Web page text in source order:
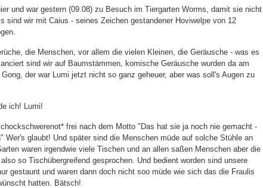
und war gestern (09.08) zu Besuch im Tiergarten Worms, damit sie nicht
sind wir mit Caius - seines Zeichen gestandener Hoviwelpe von 12
die Menschen, vor allem die vielen Kleinen, die Geräusche - was es
sind wir auf Baumstämmen, komische Geräusche wurden da am
der war Lumi jetzt nicht so ganz geheuer, aber was soll's Augen zu
ich! Lumi!
frei nach dem Motto "Das hat sie ja noch nie gemacht -
Wer's glaubt! Und später sind die Menschen müde auf solche Stühle an
waren irgendwie viele Tischen und an allen saßen Menschen aber die
so Tischübergreifend gesprochen. Und bedient worden sind unsere
gestaunt und waren dann doch nicht soo müde wie sich das die Fraulis
hatten. Bätsch!